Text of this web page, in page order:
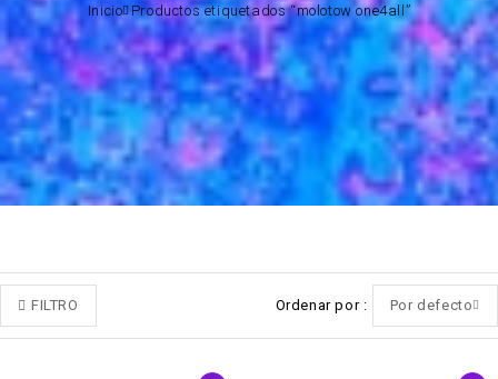
Inicio Productos etiquetados “molotow one4all”
FILTRO Ordenar por Por defecto